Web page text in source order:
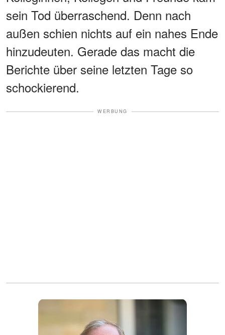
sein Tod überraschend. Denn nach
außen schien nichts auf ein nahes Ende
hinzudeuten. Gerade das macht die
Berichte über seine letzten Tage so
schockierend.
WERBUNG